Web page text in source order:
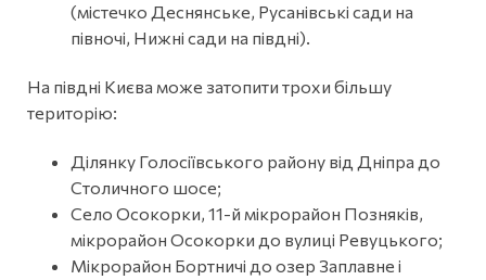
(містечко Деснянське, Русанівські сади на
півночі, Нижні сади на півдні).
На півдні Києва може затопити трохи більшу
територію:
Ділянку Голосіївського району від Дніпра до
Столичного шосе;
Село Осокорки, 11-й мікрорайон Позняків,
мікрорайон Осокорки до вулиці Ревуцького;
Мікрорайон Бортничі до озер Заплавне і